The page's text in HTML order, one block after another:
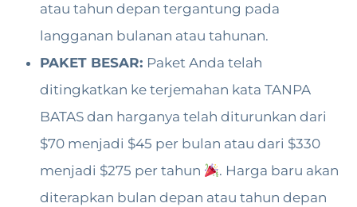
atau tahun depan tergantung pada
langganan bulanan atau tahunan.
PAKET BESAR: Paket Anda telah
ditingkatkan ke terjemahan kata TANPA
BATAS dan harganya telah diturunkan dari
$70 menjadi $45 per bulan atau dari $330
menjadi $275 per tahun
. Harga baru akan
diterapkan bulan depan atau tahun depan